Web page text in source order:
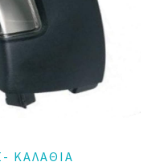
ΚΑΛΆΘΙΑ